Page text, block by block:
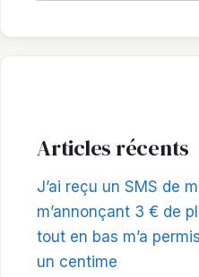
Articles récents
J’ai reçu un SMS de
m’annonçant 3 € de
tout en bas m’a
un centime